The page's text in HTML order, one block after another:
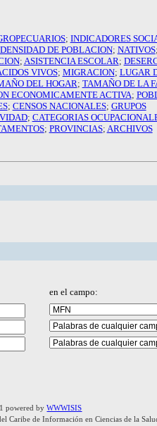
; INDICADORES
DENSIDAD DE POBLACION; NATIVOS;
; ASISTENCIA ESCOLAR;
VIVOS; MIGRACION; LUGAR
DEL HOGAR; TAMAÑO DE LA
ECONOMICAMENTE ACTIVA;
; CENSOS NACIONALES; GRUPOS
; CATEGORIAS
; PROVINCIAS; ARCHIVOS
en el campo:
powered byWWWISIS
Caribe de Información en Ciencias de la